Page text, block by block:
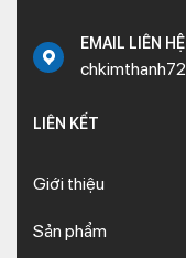
EMAIL LIÊN HỆ
LIÊN KẾT
Giới thiệu
Sản phẩm